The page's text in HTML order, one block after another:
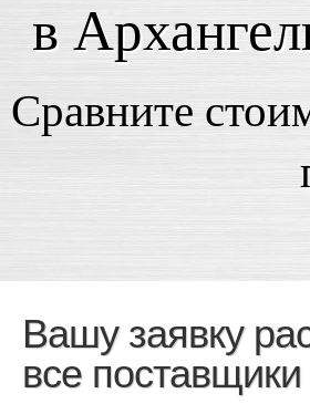
в
Сравните
Вашу заявку
все